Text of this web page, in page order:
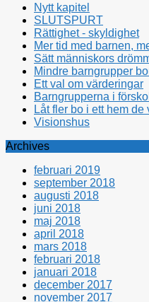
Nytt kapitel
SLUTSPURT
Rättighet - skyldighet
Mer tid med barnen,
Sätt människors
Mindre barngrupper
Ett val om värderingar
Barngrupperna i
Låt fler bo i ett hem de
Visionshus
Archives
februari 2019
september 2018
augusti 2018
juni 2018
maj 2018
april 2018
mars 2018
februari 2018
januari 2018
december 2017
november 2017